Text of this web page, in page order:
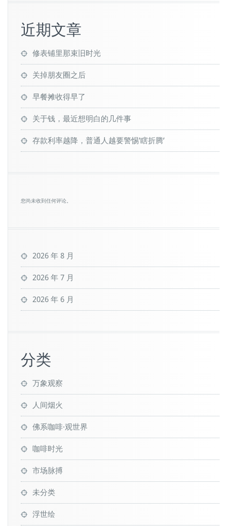
近期文章
修表铺里那束旧时光
关掉朋友圈之后
早餐摊收得早了
关于钱，最近想明白的几件事
存款利率越降，普通人越要警惕’瞎折腾’
您尚未收到任何评论。
2026 年 8 月
2026 年 7 月
2026 年 6 月
分类
万象观察
人间烟火
佛系咖啡·观世界
咖啡时光
市场脉搏
未分类
浮世绘